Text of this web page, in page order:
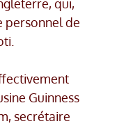
qui,
personnel de
Guinness
secrétaire